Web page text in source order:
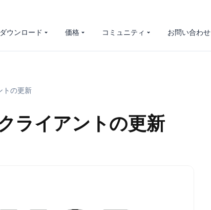
ダウンロード 価格 コミュニティ お問い合わせ
トの更新
ライアントの更新